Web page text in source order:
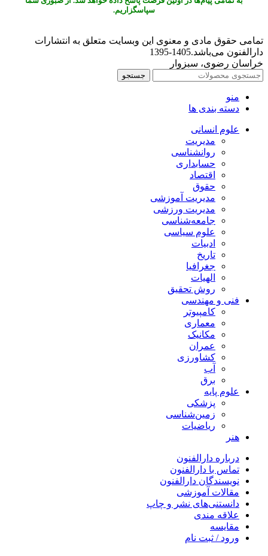
سپاسگزاریم.
تمامی حقوق مادی و معنوی این وبسایت متعلق به انتشارات
دارالفنون می‌باشد.1405-1395
خراسان رضوی، سبزوار
جستجو
منو
دسته بندی ها
علوم انسانی
مدیریت
روانشناسی
حسابداری
اقتصاد
حقوق
مدیریت آموزشی
مدیریت ورزشی
جامعه‌شناسی
علوم سیاسی
ادبیات
تاریخ
جغرافیا
الهیات
روش تحقیق
فنی و مهندسی
کامپیوتر
معماری
مکانیک
عمران
کشاورزی
آب
برق
علوم پایه
پزشکی
زمین‌شناسی
ریاضیات
هنر
درباره دارالفنون
تماس با دارالفنون
نویسندگان دارالفنون
مقالات آموزشی
دانستنی‌های نشر و چاپ
علاقه مندی
مقایسه
ورود / ثبت نام